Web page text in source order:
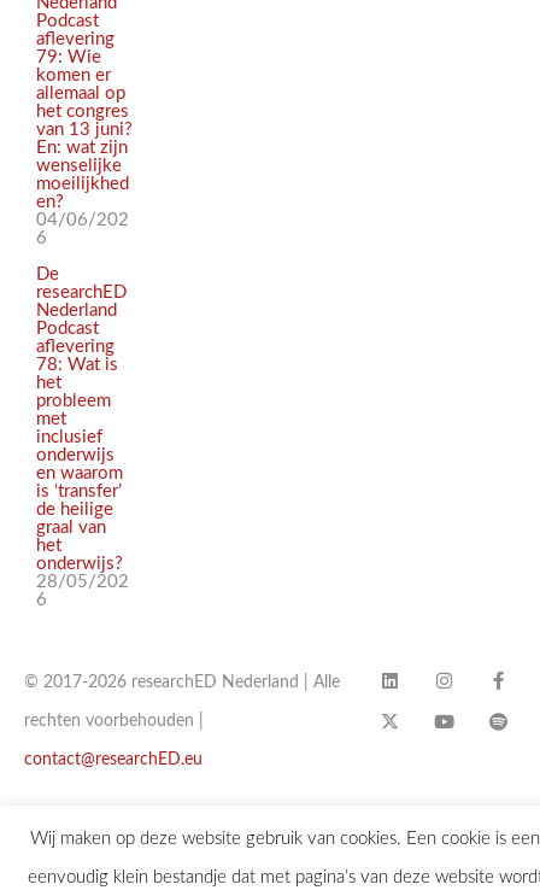
Podcast
aflevering
79: Wie
komen er
allemaal op
het congres
van 13 juni?
En: wat zijn
wenselijke
moeilijkhed
en?
04/06/202
6
De
researchED
Nederland
Podcast
aflevering
78: Wat is
het
probleem
met
inclusief
onderwijs
en waarom
is ‘transfer’
de heilige
graal van
het
onderwijs?
28/05/202
6
© 2017-2026 researchED Nederland | Alle
rechten voorbehouden |
contact@researchED.eu
Wij maken op deze website gebruik van cookies. Een cookie is een
eenvoudig klein bestandje dat met pagina’s van deze website